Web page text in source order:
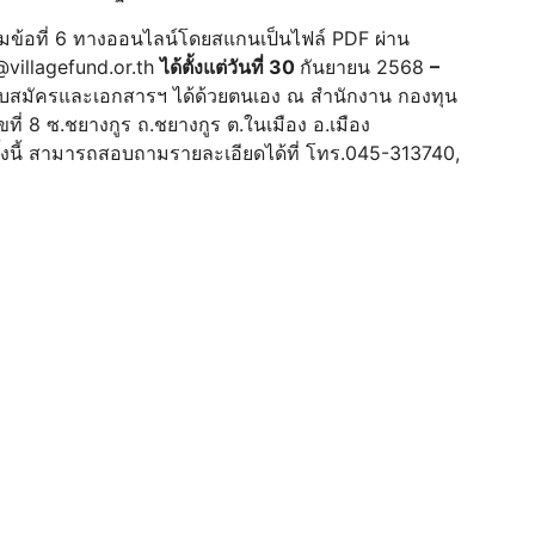
อที่ 6 ทางออนไลน์โดยสแกนเป็นไฟล์ PDF ผ่าน
ได้ตั้งแต่วันที่ 30 กันยายน 2568 –
สมัครและเอกสารฯ ได้ด้วยตนเอง ณ สํานักงาน กองทุน
8 ซ.ชยางกูร ถ.ชยางกูร ต.ในเมือง อ.เมือง
สามารถสอบถามรายละเอียดได้ที่ โทร.045-313740,